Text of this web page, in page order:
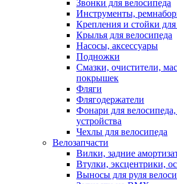
Звонки для велосипеда
Инструменты,
Крепления и стойки для
Крылья для велосипеда
Насосы, аксессуары
Подножки
Смазки, очистители,
покрышек
Фляги
Флягодержатели
Фонари для
устройства
Чехлы для велосипеда
Велозапчасти
Вилки, задние
Втулки, эксцентрики,
Выносы для руля